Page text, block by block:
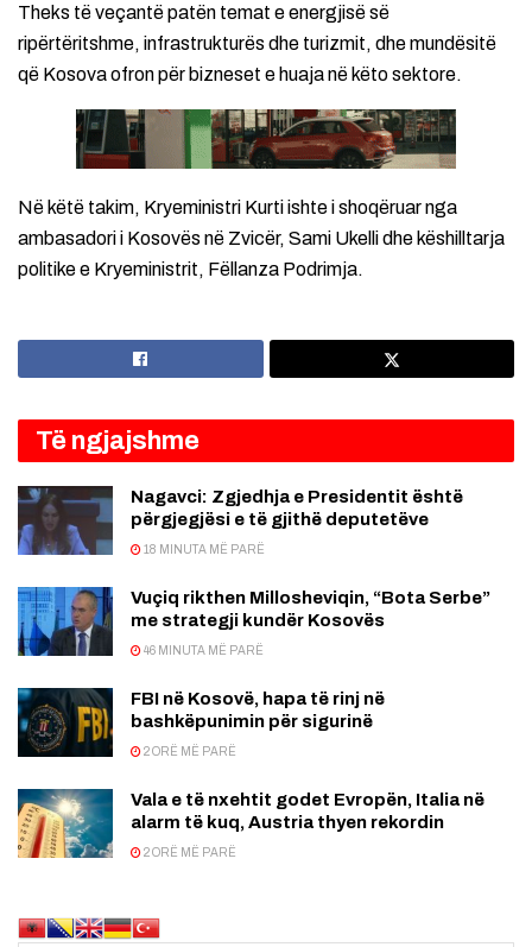
Theks të veçantë patën temat e energjisë së
ripërtëritshme, infrastrukturës dhe turizmit, dhe mundësitë
që Kosova ofron për bizneset e huaja në këto sektore.
Në këtë takim, Kryeministri Kurti ishte i shoqëruar nga
ambasadori i Kosovës në Zvicër, Sami Ukelli dhe këshilltarja
politike e Kryeministrit, Fëllanza Podrimja. ​
Të ngjajshme
Nagavci: Zgjedhja e Presidentit është
përgjegjësi e të gjithë deputetëve
18 MINUTA MË PARË
Vuçiq rikthen Millosheviqin, “Bota Serbe”
me strategji kundër Kosovës
46 MINUTA MË PARË
FBI në Kosovë, hapa të rinj në
bashkëpunimin për sigurinë
2 ORË MË PARË
Vala e të nxehtit godet Evropën, Italia në
alarm të kuq, Austria thyen rekordin
2 ORË MË PARË